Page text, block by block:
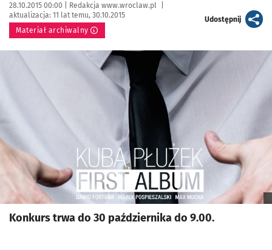
Data publikacji:
28.10.2015 00:00 | Autor:
Redakcja www.wroclaw.pl
aktualizacja: 11 lat temu, 30.10.2015
Materiał archiwalny
Udostępnijartykuł
Kliknij, aby powiększyć
Konkurs trwa do 30 października do 9.00.